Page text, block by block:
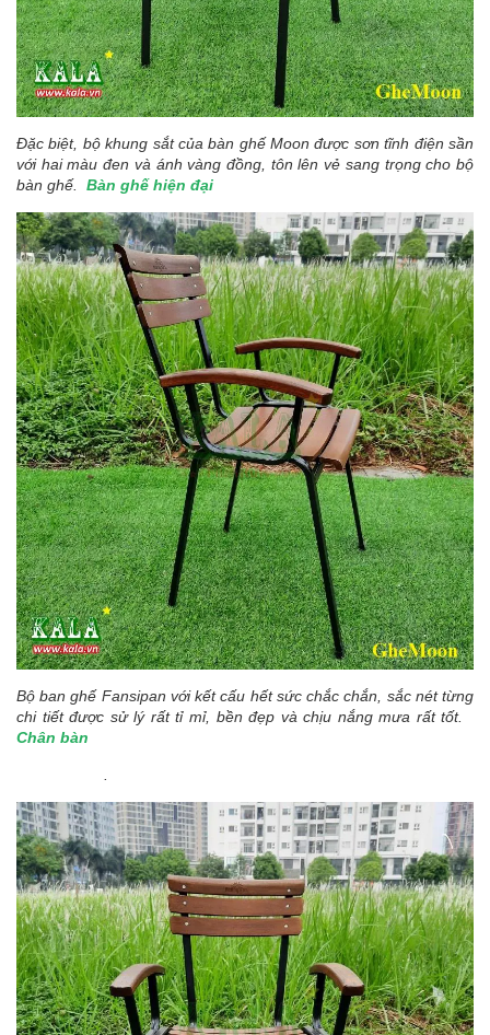
Đặc biệt, bộ khung sắt của bàn ghế Moon được sơn tĩnh điện sần
với hai màu đen và ánh vàng đồng, tôn lên vẻ sang trọng cho bộ
bàn ghế.
Bàn ghế hiện đại
Bộ ban ghế Fansipan với kết cấu hết sức chắc chắn, sắc nét từng
chi tiết được sử lý rất tỉ mỉ, bền đẹp và chịu nắng mưa rất tốt.
Chân bàn